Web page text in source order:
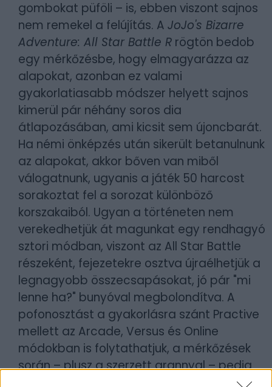
gombokat püföli – is, ebben viszont sajnos
nem remekel a felújítás. A JoJo's Bizarre
Adventure: All Star Battle R rögtön bedob
egy mérkőzésbe, hogy elmagyarázza az
alapokat, azonban ez valami
gyakorlatiasabb módszer helyett sajnos
kimerül pár néhány soros dia
átlapozásában, ami kicsit sem újoncbarát.
Ha némi önképzés után sikerült betanulnunk
az alapokat, akkor bőven van miből
válogatnunk, ugyanis a játék 50 harcost
sorakoztat fel a sorozat különböző
korszakaiból. Ugyan a történeten nem
verekedhetjük át magunkat egy rendhagyó
sztori módban, viszont az All Star Battle
részeként, fejezetekre osztva újraélhetjük a
legnagyobb összecsapásokat, jó pár "mi
lenne ha?" bunyóval megbolondítva. A
pofonosztást a gyakorlásra szánt Practive
mellett az Arcade, Versus és Online
módokban is folytathatjuk, a mérkőzések
során – plusz a szerzett arannyal – pedig